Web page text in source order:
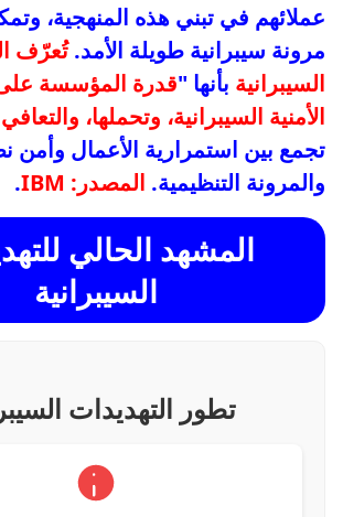
عملائهم في تبني هذه المنهجية،
مرونة سيبرانية طويلة الأمد.تُعرّف
السيبرانية بأنها "قدرة المؤسسة
الأمنية السيبرانية، وتحملها،
تجمع بين استمرارية الأعمال وأمن
والمرونة التنظيمية. المصدر: IBM .
المشهد الحالي
السيبرانية
تطور التهديدات